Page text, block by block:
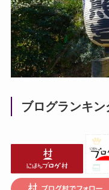
ブログランキン